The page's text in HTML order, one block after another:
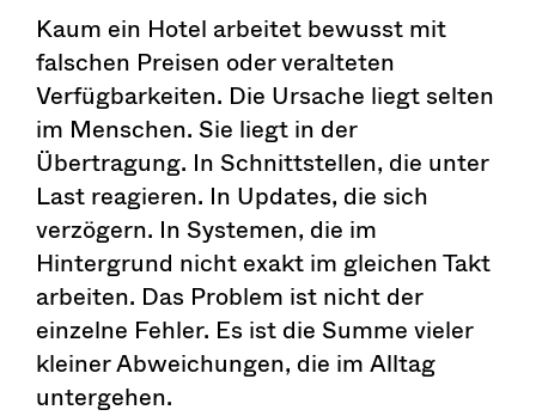
Kaum ein Hotel arbeitet bewusst mit
falschen Preisen oder veralteten
Verfügbarkeiten. Die Ursache liegt selten
im Menschen. Sie liegt in der
Übertragung. In Schnittstellen, die unter
Last reagieren. In Updates, die sich
verzögern. In Systemen, die im
Hintergrund nicht exakt im gleichen Takt
arbeiten. Das Problem ist nicht der
einzelne Fehler. Es ist die Summe vieler
kleiner Abweichungen, die im Alltag
untergehen.